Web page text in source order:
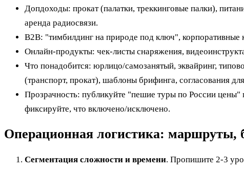
Допдоходы: прокат (палатки, треккинговые палки),
аренда радиосвязи.
B2B: "тимбилдинг на природе под ключ", корпоративные
Онлайн‑продукты: чек‑листы снаряжения,
Что понадобится: юрлицо/самозанятый, эквайринг,
(транспорт, прокат), шаблоны брифинга, согласования
Прозрачность: публикуйте "пешие туры по России
фиксируйте, что включено/исключено.
Операционная логистика: маршруты,
Сегментация сложности и времени. Пропишите 2-3